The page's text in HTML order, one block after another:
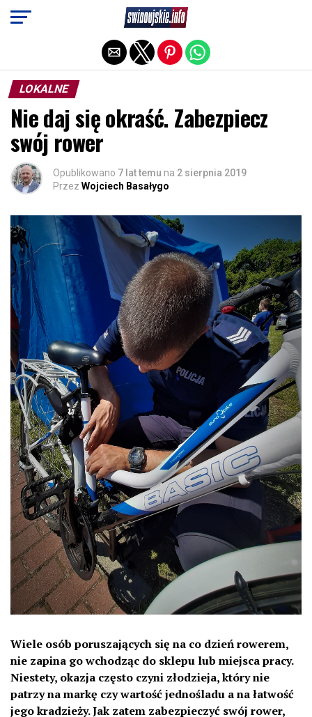
LOKALNE
Nie daj się okraść. Zabezpiecz
swój rower
Opublikowano 7 lat temu na 2 sierpnia 2019
Przez Wojciech Basałygo
Wiele osób poruszających się na co dzień rowerem,
nie zapina go wchodząc do sklepu lub miejsca pracy.
Niestety, okazja często czyni złodzieja, który nie
patrzy na markę czy wartość jednośladu a na łatwość
jego kradzieży. Jak zatem zabezpieczyć swój rower,
Exit mobile version